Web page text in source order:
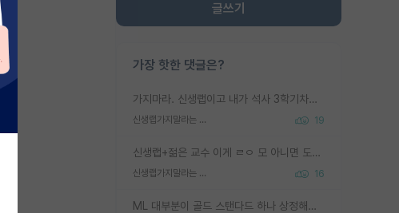
글쓰기
가장 핫한 댓글은?
가지마라. 신생랩이고 내가 석사 3학기차인데 최고참인데 나도 아무것도 모르는데 교수가 후배들 왜 논문 교육 안시키냐. 논문 왜 안 써오냐 닦달한다
신생랩가지말라는 이유가 있었구나 19
신생랩+젊은 교수 이게 ㄹㅇ 모 아니면 도인듯.
신생랩가지말라는 이유가 있었구나 16
ML 대부분이 골드 스탠다드 하나 상정해놓고 (벤치마크 데이터셋이 여러 개면 여러 개 상정) 그거 얼마나 잘 맞추나 싸움임 가끔 번뜩이는 설계 철학을 보여주는 논문들도 있지만 대부분 그거 성적 얼마나 더 올리느라에 혈안이 되어 있는 측면이 잇음